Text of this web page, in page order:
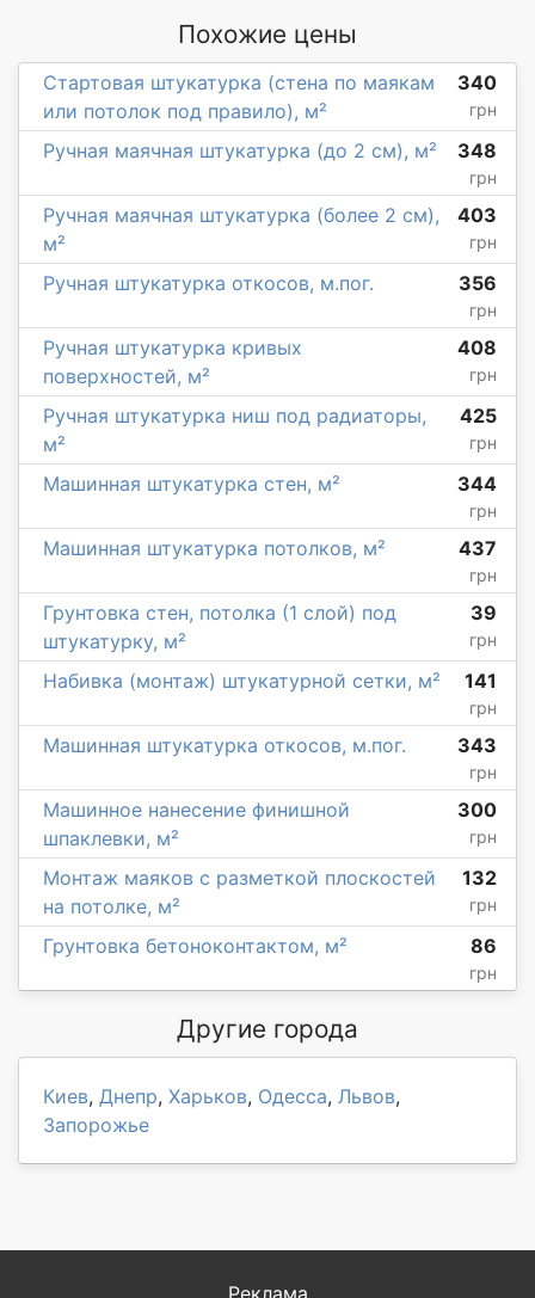
Похожие цены
Стартовая штукатурка (стена по маякам
или потолок под правило), м²
340
грн
Ручная маячная штукатурка (до 2 см), м² 348
грн
Ручная маячная штукатурка (более 2 см),
м²
403
грн
Ручная штукатурка откосов, м.пог. 356
грн
Ручная штукатурка кривых
поверхностей, м²
408
грн
Ручная штукатурка ниш под радиаторы,
м²
425
грн
Машинная штукатурка стен, м² 344
грн
Машинная штукатурка потолков, м² 437
грн
Грунтовка стен, потолка (1 слой) под
штукатурку, м²
39
грн
Набивка (монтаж) штукатурной сетки, м² 141
грн
Машинная штукатурка откосов, м.пог. 343
грн
Машинное нанесение финишной
шпаклевки, м²
300
грн
Монтаж маяков с разметкой плоскостей
на потолке, м²
132
грн
Грунтовка бетоноконтактом, м² 86
грн
Другие города
Киев, Днепр, Харьков, Одесса, Львов,
Запорожье
Реклама